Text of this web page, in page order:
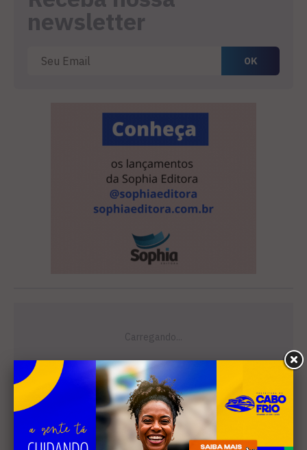
newsletter
Leia Também
EDUCAÇÃO